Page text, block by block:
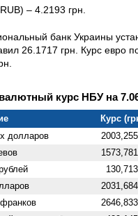
– 4.2193 грн.
банк Украины
26.1717 грн. Курс евро
курс НБУ на
Курс
долларов